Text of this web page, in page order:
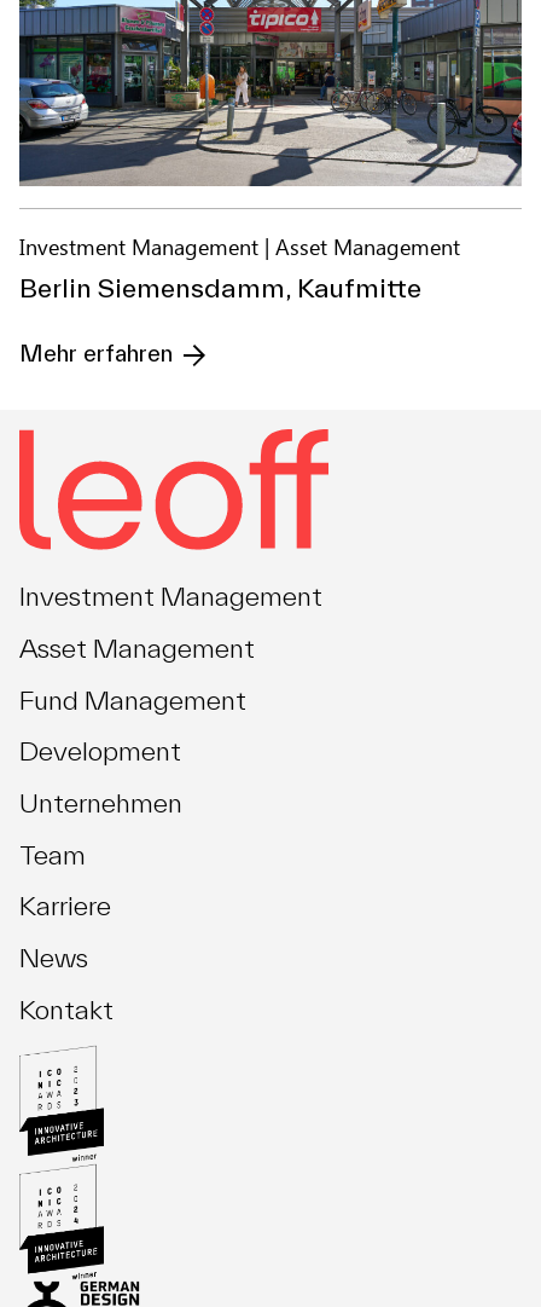
Investment Management
Asset Management
Fund Management
Development
Investment Management Asset Management
Berlin Siemensdamm, Kaufmitte
Mehr erfahren
Investment Management
Asset Management
Fund Management
Development
Unternehmen
Team
Karriere
News
Kontakt